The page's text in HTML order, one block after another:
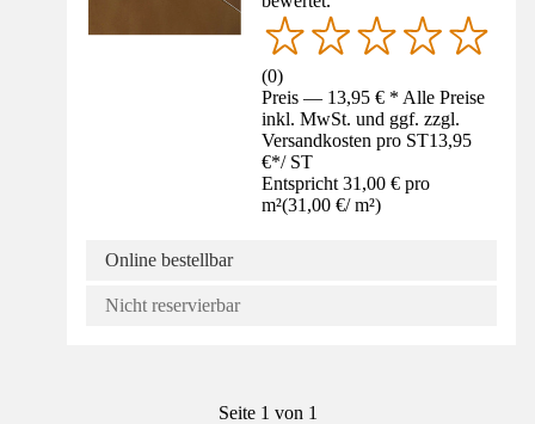
(0)
Preis — 13,95 € * Alle Preise
inkl. MwSt. und ggf. zzgl.
Versandkosten pro ST13,95
€*/ ST
Entspricht 31,00 € pro
m²(31,00 €/ m²)
Online bestellbar
Nicht reservierbar
Seite 1 von 1